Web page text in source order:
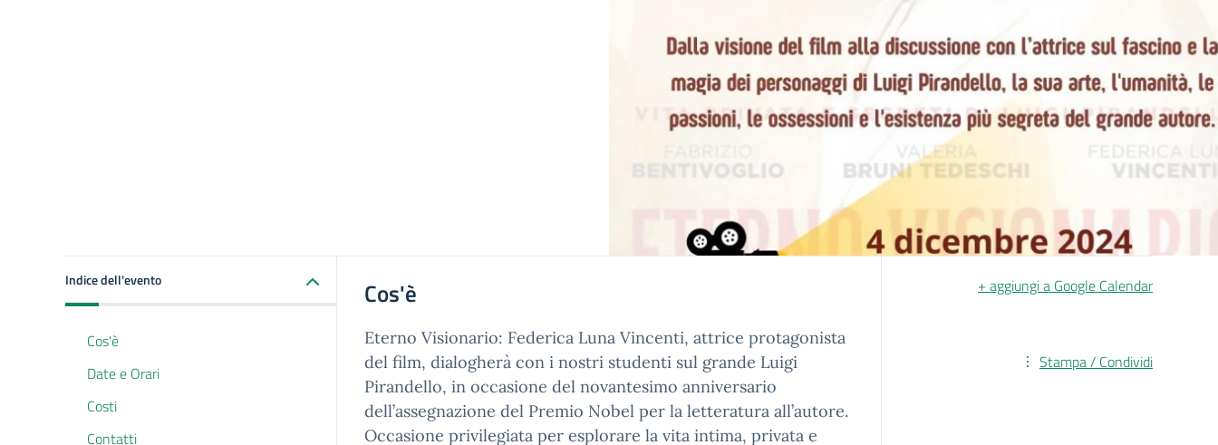
Indice dell'evento
Cos'è
Date e Orari
Costi
Contatti
Cos'è
Eterno Visionario: Federica Luna Vincenti, attrice protagonista
del film, dialogherà con i nostri studenti sul grande Luigi
Pirandello, in occasione del novantesimo anniversario
dell’assegnazione del Premio Nobel per la letteratura all’autore.
Occasione privilegiata per esplorare la vita intima, privata e
+ aggiungi a Google Calendar
Stampa / Condividi